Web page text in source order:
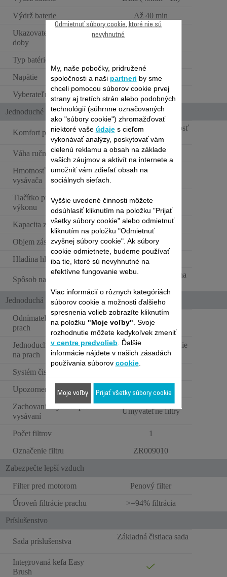
Výdrž baterie
Až 40 min
Ukazovateľ prevádzkovej
doby
Indikátor batérie
Typ batérie
Napätie
14.4V
Vyberateľná batéria
Jednoduché použitie
Komfort pri používaní
Veľmi nízka hmotnosť
(<1,3 kg)
Váha ručného vysávača
2 kg
Hmotnosť tyčového
vysávača
1,75 kg
Tlačítko pre zvýšenie
výkonu
Kapacita zásobníka na prach
Veľký (<0,6L)
Objem zásobníka na prach
0.4 L
Hladina hluku
Štandard
Spôsob nabíjania
Základňa osadená na
Jednoduchá údržba
Odnímateľná nádoba na
prach
Jednoduché čistenie nádoby
na prach
Jednoduché otváranie
jedným pohybom
Systém čistenia sacej hubice
Upozornenie na údržbu filtra
Zachovanie výkonu pri
vysávaní
Umývateľné filtry
Počet filtrov
1
Označenie filtru
ZR009010
Zabezpečte lepší vzduch
Filter pred motorom
Penový filter
Úroveň filtrácie prachu
>=94% filtrácia
Príslušenstvo
Sada príslušenstva
Základná čistiaca sada
Integrovaná kefa Easy
Brush
My, naše pobočky, pridružené
spoločnosti a naši partneri by sme
chceli pomocou súborov cookie prvej
strany aj tretích strán alebo podobných
technológií (súhrnne označovaných
ako "súbory cookie") zhromažďovať
niektoré vaše údajes cieľom
vykonávať analýzy, poskytovať vám
cielenú reklamu a obsah na základe
vašich záujmov a aktivít na internete a
umožniť vám zdieľať obsah na
sociálnych sieťach.
Vyššie uvedené činnosti môžete
odsúhlasiť kliknutím na položku "Prijať
všetky súbory cookie" alebo odmietnuť
kliknutím na položku "Odmietnuť
zvyšnej súbory cookie". Ak súbory
cookie odmietnete, budeme používať
iba tie, ktoré sú nevyhnutné na
efektívne fungovanie webu.
Viac informácií o rôznych kategóriách
súborov cookie a možnosti ďalšieho
spresnenia volieb zobrazíte kliknutím
na položku "Moje voľby" . Svoje
rozhodnutie môžete kedykoľvek zmeniť
v centre predvolieb . Ďalšie
informácie nájdete v našich zásadách
používania súborov cookie.
Odmietnuť súbory cookie, ktoré nie sú
nevyhnutné
Moje voľby Prijať všetky súbory cookie